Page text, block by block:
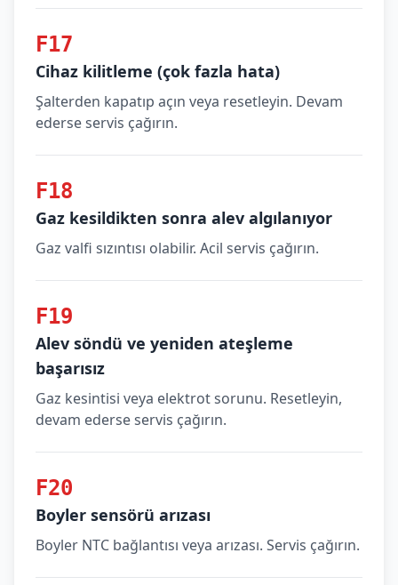
F17
Cihaz kilitleme (çok fazla hata)
Şalterden kapatıp açın veya resetleyin. Devam
ederse servis çağırın.
F18
Gaz kesildikten sonra alev algılanıyor
Gaz valfi sızıntısı olabilir. Acil servis çağırın.
F19
Alev söndü ve yeniden ateşleme
başarısız
Gaz kesintisi veya elektrot sorunu. Resetleyin,
devam ederse servis çağırın.
F20
Boyler sensörü arızası
Boyler NTC bağlantısı veya arızası. Servis çağırın.